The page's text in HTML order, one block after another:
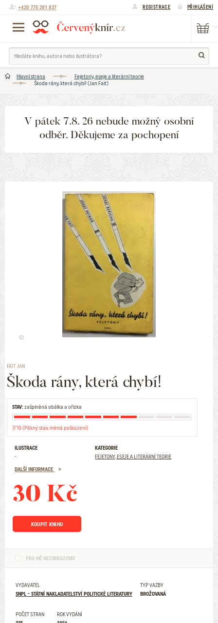
+420 775 281 837 REGISTRACE PŘIHLÁŠENÍ
Hlavní strana
Fejetony, eseje a literární teorie
Škoda rány, která chybí! (Jan Fait)
V pátek 7.8. 26 nebude možný osobní
odběr. Děkujeme za pochopení
FAIT JAN
Škoda rány, která chybí!
STAV:zašpiněná obálka a ořízka
7/10 (Pěkný stav, mírná poškození)
ILUSTRACE
-
KATEGORIE
FEJETONY, ESEJE A LITERÁRNÍ TEORIE
DALŠÍ INFORMACE
30 Kč
KOUPIT KNIHU
PRO MĚ NEZOBRAZOVAT
VYDAVATEL
SNPL - STÁTNÍ NAKLADATELSTVÍ POLITICKÉ LITERATURY
TYP VAZBY
BROŽOVANÁ
POČET STRAN
ROK VYDÁNÍ